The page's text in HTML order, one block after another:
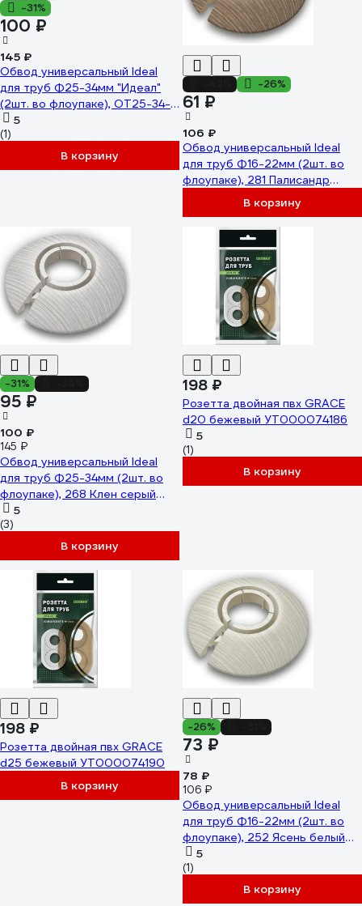
-31%
100 ₽
145 ₽
Обвод универсальный Ideal
для труб Ф25-34мм "Идеал"
(2шт. во флоупаке), ОТ25-34-
Ф2 415 ДУБ ПАЛ
5
(1)
В корзину
-26%
61 ₽
106 ₽
Обвод универсальный Ideal
для труб Ф16-22мм (2шт. во
флоупаке), 281 Палисандр
ОТ16-22-Ф2 281 ПЛС
В корзину
-31%
95 ₽
100 ₽
145 ₽
Обвод универсальный Ideal
для труб Ф25-34мм (2шт. во
флоупаке), 268 Клен серый
ОТ25-34-Ф2 268 КЛН СЕР
5
(3)
В корзину
198 ₽
Розетта двойная пвх GRACE
d20 бежевый УТ000074186
5
(1)
В корзину
198 ₽
Розетта двойная пвх GRACE
d25 бежевый УТ000074190
В корзину
-26%
73 ₽
78 ₽
106 ₽
Обвод универсальный Ideal
для труб Ф16-22мм (2шт. во
флоупаке), 252 Ясень белый
ОТ16-22-Ф2 252 ЯСН БЕЛ
5
(1)
В корзину